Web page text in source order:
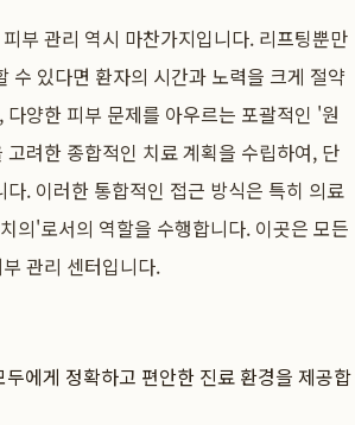
부 관리 역시 마찬가지입니다. 리프팅뿐만
수 있다면 환자의 시간과 노력을 크게 절약
양한 피부 문제를 아우르는 포괄적인 '원
려한 종합적인 치료 계획을 수립하여, 단
. 이러한 통합적인 접근 방식은 특히 의료
의'로서의 역할을 수행합니다. 이곳은 모든
관리 센터입니다.
에게 정확하고 편안한 진료 환경을 제공합